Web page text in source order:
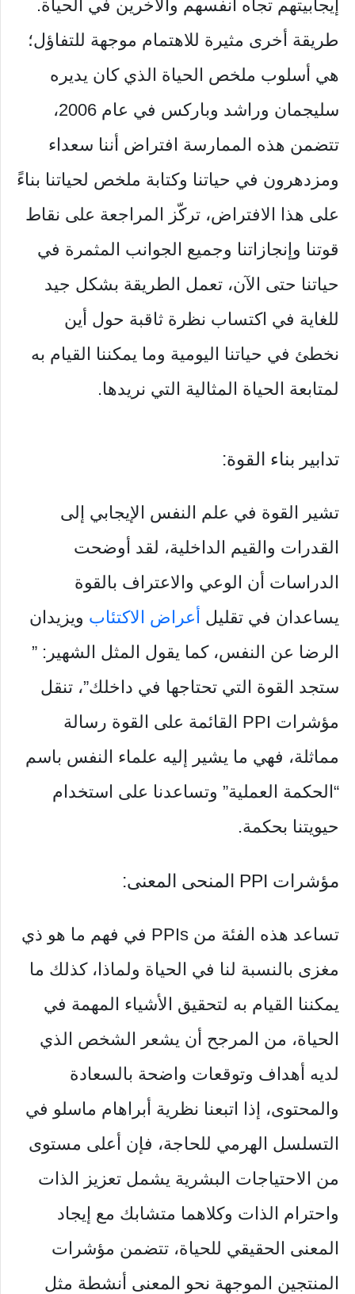
إيجابيتهم تجاه أنفسهم والآخرين في الحياة.
طريقة أخرى مثيرة للاهتمام موجهة للتفاؤل؛
هي أسلوب ملخص الحياة الذي كان يديره
سليجمان وراشد وباركس في عام 2006،
تتضمن هذه الممارسة افتراض أننا سعداء
ومزدهرون في حياتنا وكتابة ملخص لحياتنا بناءً
على هذا الافتراض، تركّز المراجعة على نقاط
قوتنا وإنجازاتنا وجميع الجوانب المثمرة في
حياتنا حتى الآن، تعمل الطريقة بشكل جيد
للغاية في اكتساب نظرة ثاقبة حول أين
نخطئ في حياتنا اليومية وما يمكننا القيام به
لمتابعة الحياة المثالية التي نريدها.
تدابير بناء القوة:
تشير القوة في علم النفس الإيجابي إلى
القدرات والقيم الداخلية، لقد أوضحت
الدراسات أن الوعي والاعتراف بالقوة
يساعدان في تقليل أعراض الاكتئاب ويزيدان
الرضا عن النفس، كما يقول المثل الشهير: ”
ستجد القوة التي تحتاجها في داخلك”، تنقل
مؤشرات PPI القائمة على القوة رسالة
مماثلة، فهي ما يشير إليه علماء النفس باسم
“الحكمة العملية” وتساعدنا على استخدام
حيويتنا بحكمة.
مؤشرات PPI المنحى المعنى:
تساعد هذه الفئة من PPIs في فهم ما هو ذي
مغزى بالنسبة لنا في الحياة ولماذا، كذلك ما
يمكننا القيام به لتحقيق الأشياء المهمة في
الحياة، من المرجح أن يشعر الشخص الذي
لديه أهداف وتوقعات واضحة بالسعادة
والمحتوى، إذا اتبعنا نظرية أبراهام ماسلو في
التسلسل الهرمي للحاجة، فإن أعلى مستوى
من الاحتياجات البشرية يشمل تعزيز الذات
واحترام الذات وكلاهما متشابك مع إيجاد
المعنى الحقيقي للحياة، تتضمن مؤشرات
المنتجين الموجهة نحو المعنى أنشطة مثل